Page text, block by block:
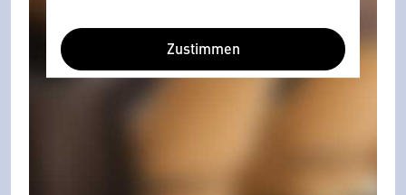
Zustimmen